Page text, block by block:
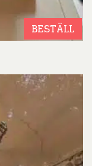
BESTÄLL